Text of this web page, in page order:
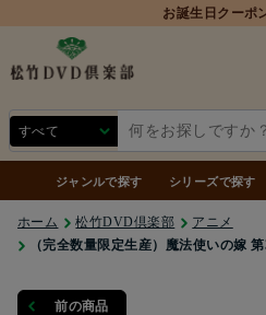
ジャンルで探す シリーズで探す
ホーム 松竹DVD倶楽部
アニメ
（完全数量限定生産）魔法使いの嫁
前の商品